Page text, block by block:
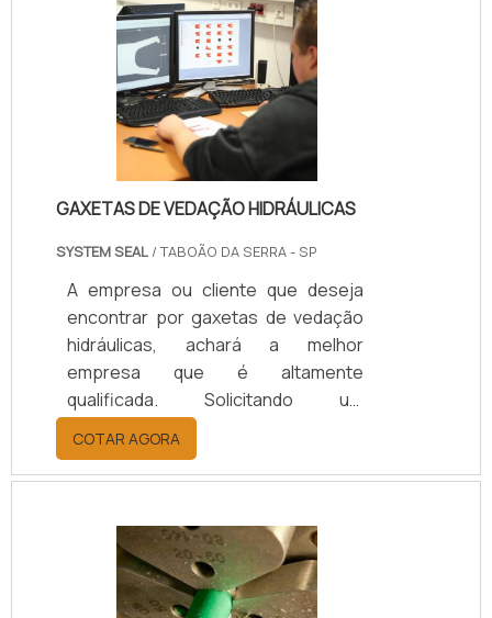
GAXETAS DE VEDAÇÃO HIDRÁULICAS
SYSTEM SEAL / TABOÃO DA SERRA - SP
A empresa ou cliente que deseja
encontrar por gaxetas de vedação
hidráulicas, achará a melhor
empresa que é altamente
qualificada. Solicitando um
orçamento por meio da maior
empresa da área e descobrindo a
líder em qualidade.MAIS
VEDAÇÃO HIDRÁULICASQuem
precisa de gaxetas de vedação
hidráulicas em uma empresa
COTAR AGORA